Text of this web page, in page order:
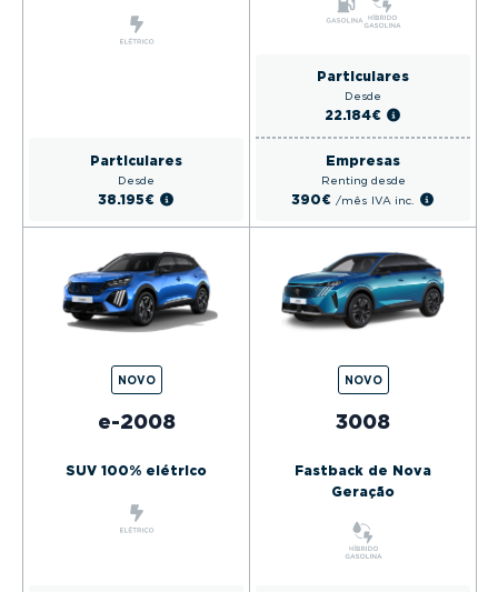
Particulares
Desde
38.195€
Particulares
Desde
22.184€
Empresas
Renting desde
390€ /mês IVA inc.
NOVO
e-2008
SUV 100% elétrico
NOVO
3008
Fastback de Nova
Geração